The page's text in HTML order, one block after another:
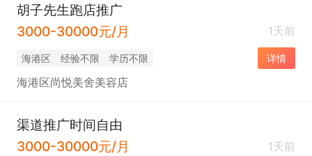
胡子先生跑店推广
3000-30000元/月
1天前
海港区 经验不限 学历不限 详情
海港区尚悦美舍美容店
渠道推广时间自由
3000-30000元/月
1天前